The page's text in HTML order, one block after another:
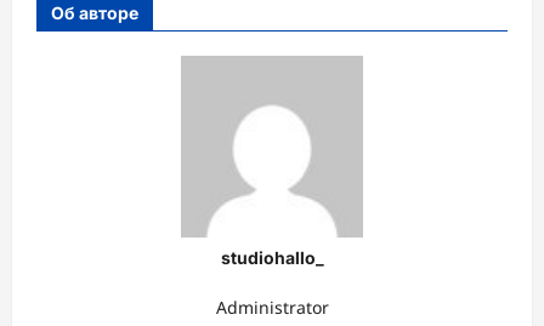
Об авторе
studiohallo_
Administrator